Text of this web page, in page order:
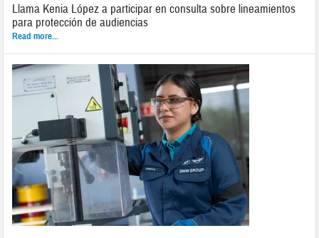
Llama Kenia López a participar en consulta sobre lineamientos
para protección de audiencias
Read more...